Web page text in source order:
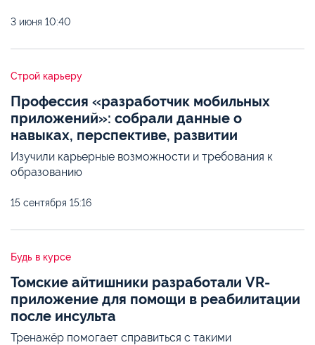
3 июня 10:40
Строй карьеру
Профессия «разработчик мобильных
приложений»: собрали данные о
навыках, перспективе, развитии
Изучили карьерные возможности и требования к
образованию
15 сентября 15:16
Будь в курсе
Томские айтишники разработали VR-
приложение для помощи в реабилитации
после инсульта
Тренажёр помогает справиться с такими